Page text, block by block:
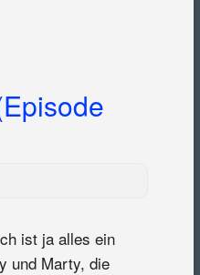
ist ja alles ein
und Marty, die